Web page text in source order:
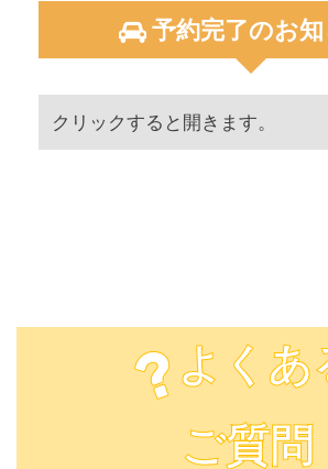
予約完了のお
クリックすると開きます。
８月 ２日 日曜日 予約完了状
８月 １日 土曜日 予約完了状況
７月３１日 金曜日 予約完了状況
よくあ
ご質問